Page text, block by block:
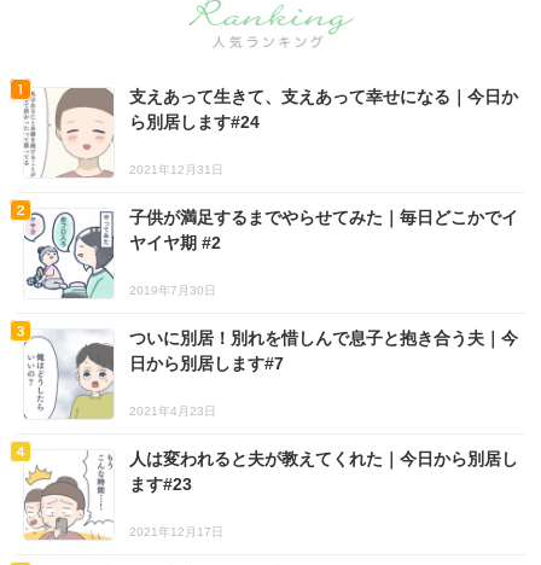
支えあって生きて、支えあって幸せになる｜今日か
ら別居します#24
2021年12月31日
子供が満足するまでやらせてみた｜毎日どこかでイ
ヤイヤ期 #2
2019年7月30日
ついに別居！別れを惜しんで息子と抱き合う夫｜今
日から別居します#7
2021年4月23日
人は変われると夫が教えてくれた｜今日から別居し
ます#23
2021年12月17日